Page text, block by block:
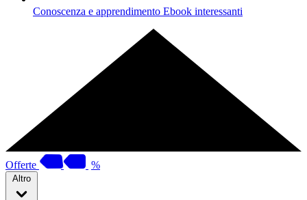
Conoscenza e apprendimento Ebook interessanti
Offerte %
Altro